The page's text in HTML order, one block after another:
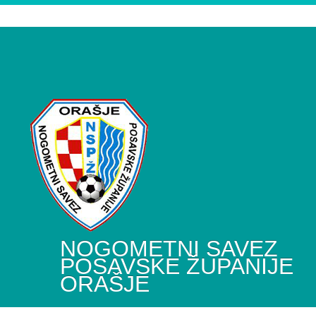
NOGOMETNI SAVEZ
POSAVSKE ŽUPANIJE
ORAŠJE